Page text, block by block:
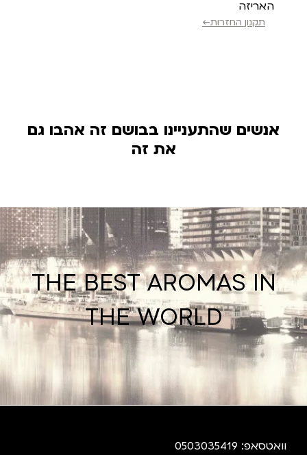
האריזה
תקנון החזרות←
אנשים שהתעניינו בבושם זה אהבו גם
את זה
THE BEST AROMAS IN
THE WORLD
וואטסאפ: 0503035419